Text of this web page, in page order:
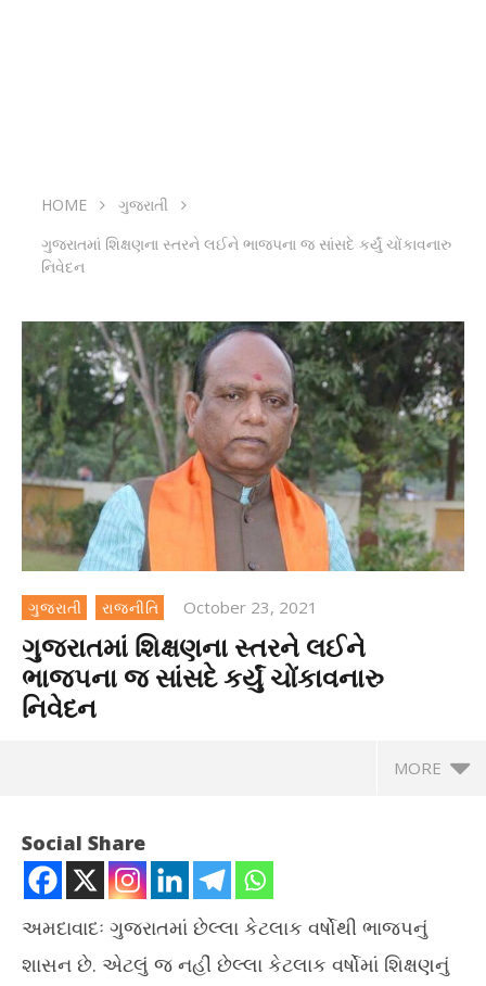
HOME
ગુજરાતી
ગુજરાતમાં શિક્ષણના સ્તરને લઈને ભાજપના જ સાંસદે કર્યું ચોંકાવનારુ
નિવેદન
ગુજરાતી રાજનીતિ October 23, 2021
ગુજરાતમાં શિક્ષણના સ્તરને લઈને
ભાજપના જ સાંસદે કર્યું ચોંકાવનારુ
નિવેદન
MORE
Social Share
અમદાવાદઃ ગુજરાતમાં છેલ્લા કેટલાક વર્ષોથી ભાજપનું
શાસન છે. એટલું જ નહીં છેલ્લા કેટલાક વર્ષોમાં શિક્ષણનું